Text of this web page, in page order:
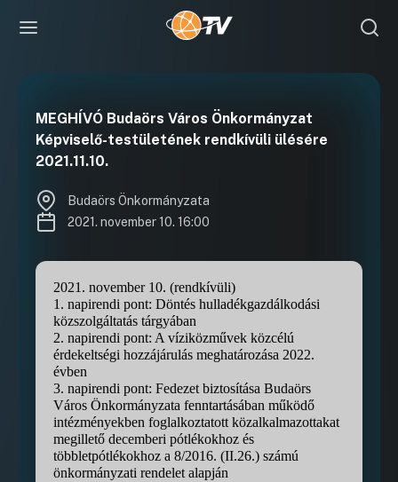
MEGHÍVÓ Budaörs Város Önkormányzat
Képviselő-testületének rendkívüli ülésére
2021.11.10.
Budaörs Önkormányzata
2021. november 10. 16:00
2021. november 10. (rendkívüli)
1. napirendi pont: Döntés hulladékgazdálkodási
közszolgáltatás tárgyában
2. napirendi pont: A víziközművek közcélú
érdekeltségi hozzájárulás meghatározása 2022.
évben
3. napirendi pont: Fedezet biztosítása Budaörs
Város Önkormányzata fenntartásában működő
intézményekben foglalkoztatott közalkalmazottakat
megillető decemberi pótlékokhoz és
többletpótlékokhoz a 8/2016. (II.26.) számú
önkormányzati rendelet alapján